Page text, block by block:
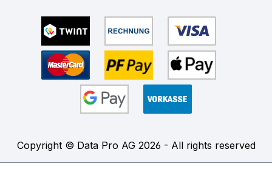
Copyright © Data Pro AG 2026 - All rights reserved